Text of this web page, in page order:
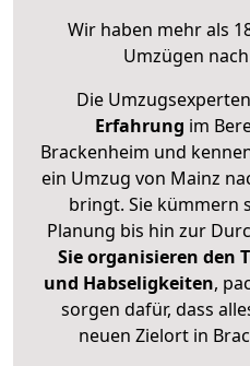
Wir haben mehr als
Umzügen nach
Die
Erfahrung im
Brackenheim und
ein Umzug von Mainz
bringt. Sie kümmern
Planung bis hin zur
Sie organisieren den
und Habseligkeiten,
sorgen dafür, dass
neuen Zielort in